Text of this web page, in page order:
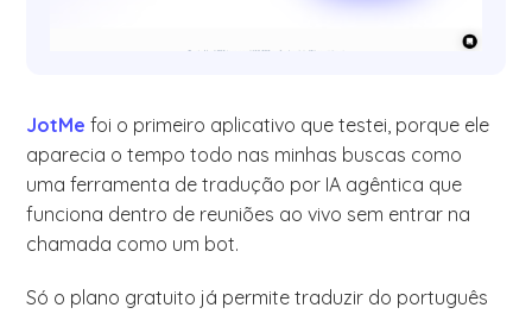
JotMe foi o primeiro aplicativo que testei, porque ele
aparecia o tempo todo nas minhas buscas como
uma ferramenta de tradução por IA agêntica que
funciona dentro de reuniões ao vivo sem entrar na
chamada como um bot.
Só o plano gratuito já permite traduzir do português